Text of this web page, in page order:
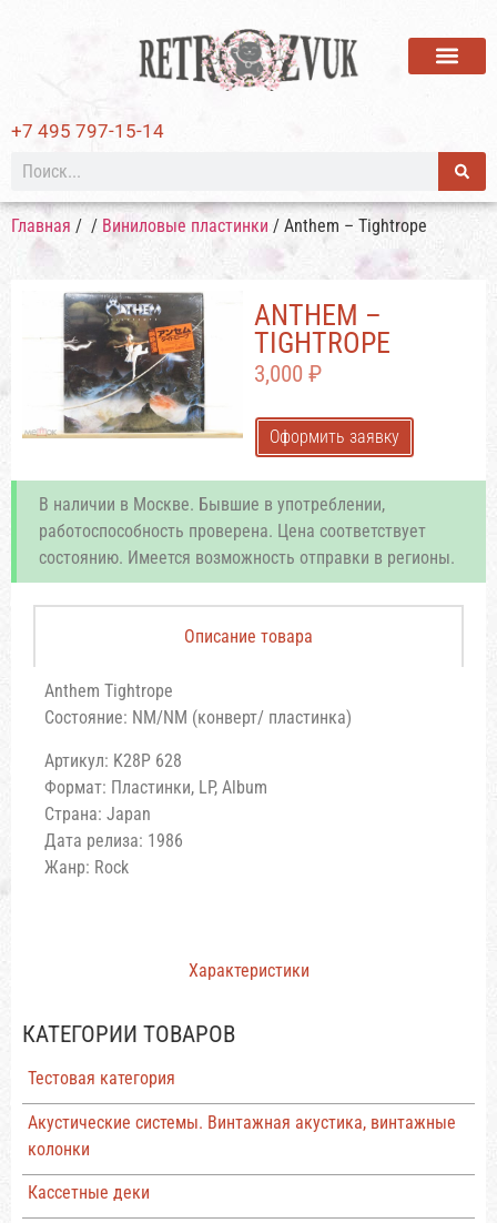
+7 495 797-15-14
Главная / / Виниловые пластинки / Anthem – Tightrope
КАТЕГОРИИ ТОВАРОВ
Тестовая категория
Акустические системы. Винтажная акустика, винтажные
колонки
Кассетные деки
ANTHEM –
TIGHTROPE
3,000 ₽
Оформить заявку
В наличии в Москве. Бывшие в употреблении,
работоспособность проверена. Цена соответствует
состоянию. Имеется возможность отправки в регионы.
Описание товара
Характеристики
Anthem Tightrope
Состояние: NM/NM (конверт/ пластинка)
Артикул: K28P 628
Формат: Пластинки, LP, Album
Страна: Japan
Дата релиза: 1986
Жанр: Rock